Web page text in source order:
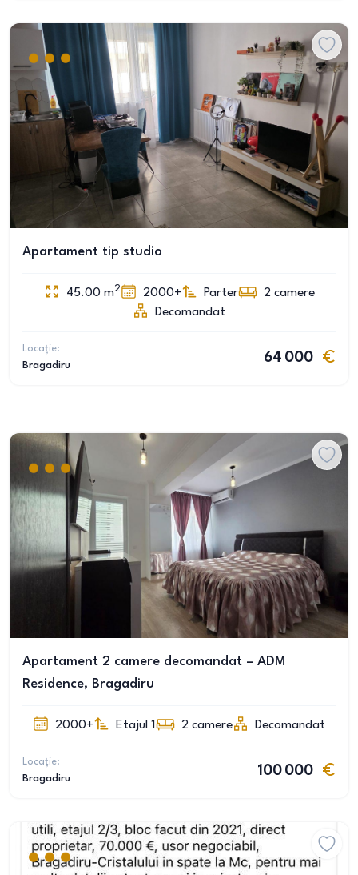
Apartament tip studio
45.00 m2 2000+ Parter 2 camere
Decomandat
Locație:
Bragadiru
64 000
Apartament 2 camere decomandat – ADM
Residence, Bragadiru
2000+ Etajul 1 2 camere Decomandat
Locație:
Bragadiru
100 000